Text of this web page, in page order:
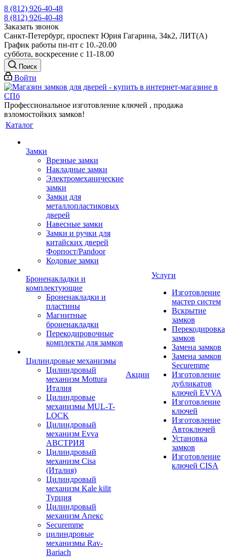
8 (812) 926-40-48
8 (812) 926-40-48
Заказать звонок
Санкт-Петербург, проспект Юрия Гагарина, 34к2, ЛИТ(А)
График работы пн-пт с 10.-20.00
суббота, воскресение с 11-18.00
Поиск
Войти
Профессиональное изготовление ключей , продажа
взломостойких замков!
Каталог
Замки
Врезные замки
Накладные замки
Электромеханические
замки
Замки для
металлопластиковых
дверей
Навесные замки
Замки и ручки для
китайских дверей
Форпост/Раndoor
Кодовые замки
Броненакладки и
комплектующие
Броненакладки и
пластины
Магнитные
броненакладки
Перекодировочные
комплекты для замков
Цилиндровые механизмы
Цилиндровый
механизм Mottura
Италия
Цилиндровые
механизмы MUL-T-
LOCK
Цилиндровый
механизм Evva
АВСТРИЯ
Цилиндровый
механизм Cisa
(Италия)
Цилиндровый
механизм Kale kilit
Турция
Цилиндровый
механизм Апекс
Securemme
цилиндровые
механизмы Rav-
Bariach
Акции
Услуги
Изготовление
мастер систем
Вскрытие
замков
Перекодировка
замков
Замена замков
Замена замков
Securemme
Изготовление
дубликатов
ключей EVVA
Изготовление
ключей
Изготовление
Автоключей
Установка
замков
Изготовление
ключей CISA